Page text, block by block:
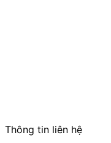
Thông tin liên hệ